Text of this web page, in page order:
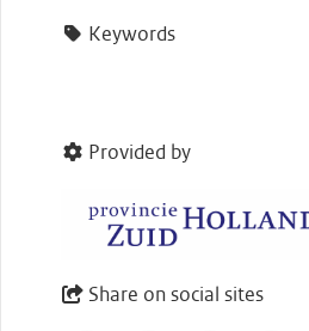
Keywords
Provided by
Share on social sites